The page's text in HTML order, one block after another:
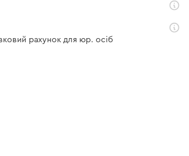
рахунок для юр. осіб